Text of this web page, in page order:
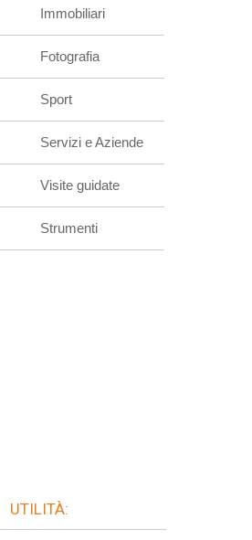
Immobiliari
Fotografia
Sport
Servizi e Aziende
Visite guidate
Strumenti
UTILITÀ: